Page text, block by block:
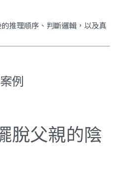
推理順序、判斷邏輯，以及真
例
脫父親的陰